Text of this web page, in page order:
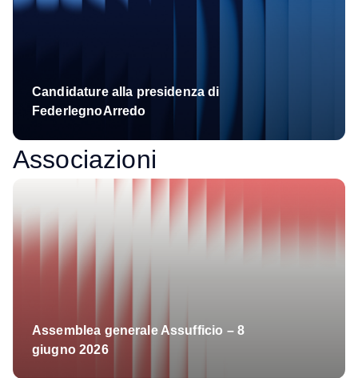
Candidature alla presidenza di
FederlegnoArredo
Associazioni
Assemblea generale Assufficio – 8
giugno 2026